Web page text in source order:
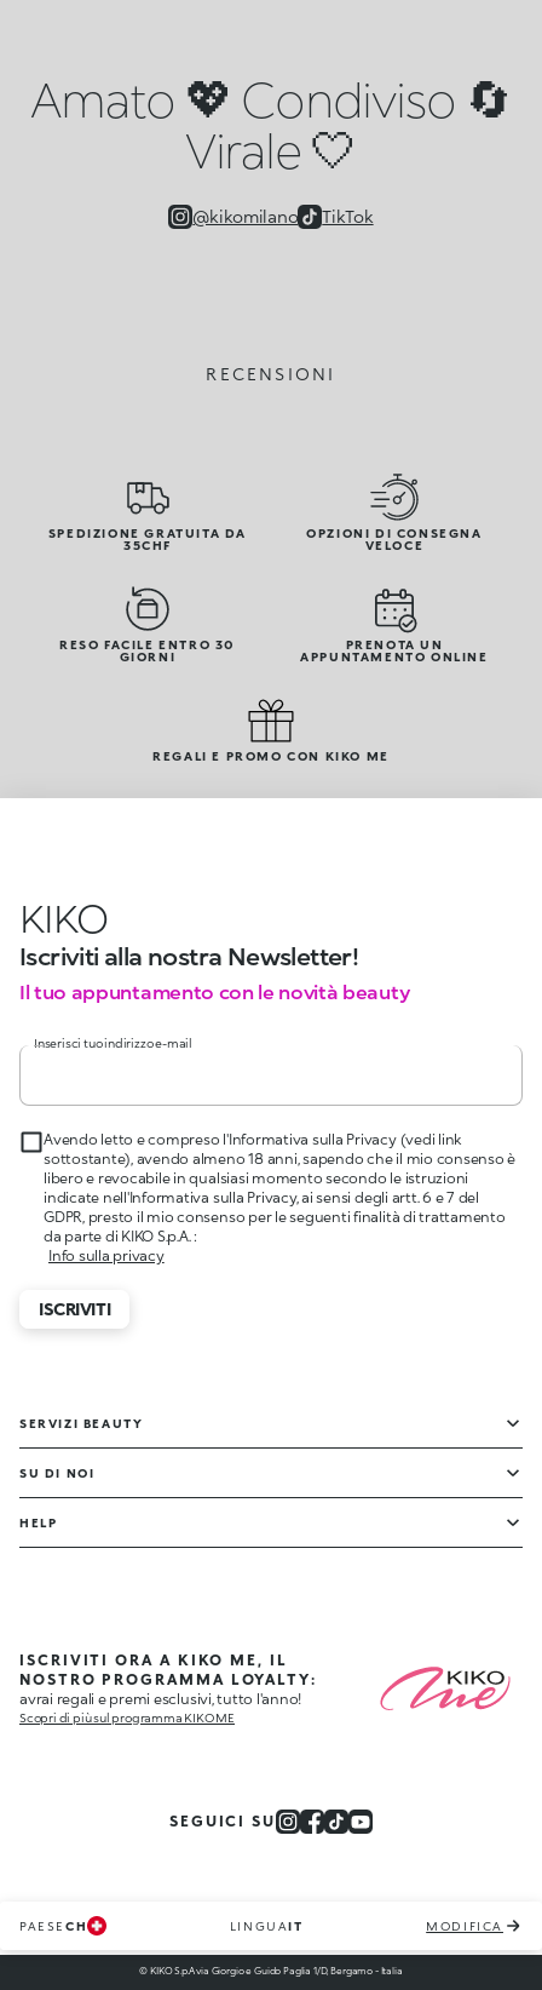
Amato 💖 Condiviso 🔄
Virale 🤍
@kikomilano TikTok
RECENSIONI
SPEDIZIONE GRATUITA DA
35CHF
OPZIONI DI CONSEGNA
VELOCE
RESO FACILE ENTRO 30
GIORNI
PRENOTA UN
APPUNTAMENTO ONLINE
REGALI E PROMO CON KIKO ME
KIKO
Iscriviti alla nostra Newsletter!
Il tuo appuntamento con le novità beauty
Inserisci tuo indirizzo e-mail
Avendo letto e compreso l'Informativa sulla Privacy (vedi link
sottostante), avendo almeno 18 anni, sapendo che il mio consenso è
libero e revocabile in qualsiasi momento secondo le istruzioni
indicate nell'Informativa sulla Privacy, ai sensi degli artt. 6 e 7 del
GDPR, presto il mio consenso per le seguenti finalità di trattamento
da parte di KIKO S.p.A. :
Info sulla privacy
ISCRIVITI
SERVIZI BEAUTY
SU DI NOI
HELP
ISCRIVITI ORA A KIKO ME, IL
NOSTRO PROGRAMMA LOYALTY:
avrai regali e premi esclusivi, tutto l'anno!
Scopri di più sul programma KIKO ME
SEGUICI SU
PAESE CH LINGUAIT MODIFICA
© KIKO S.p.A via Giorgio e Guido Paglia 1/D, Bergamo - Italia